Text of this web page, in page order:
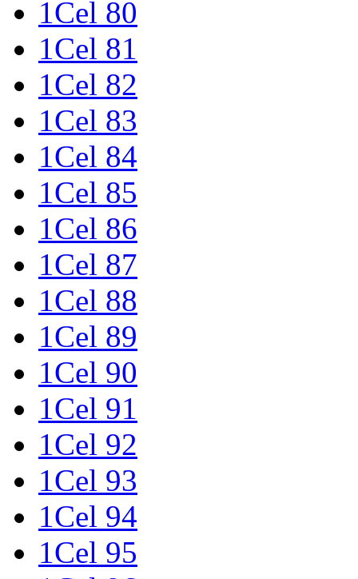
1Cel 80
1Cel 81
1Cel 82
1Cel 83
1Cel 84
1Cel 85
1Cel 86
1Cel 87
1Cel 88
1Cel 89
1Cel 90
1Cel 91
1Cel 92
1Cel 93
1Cel 94
1Cel 95